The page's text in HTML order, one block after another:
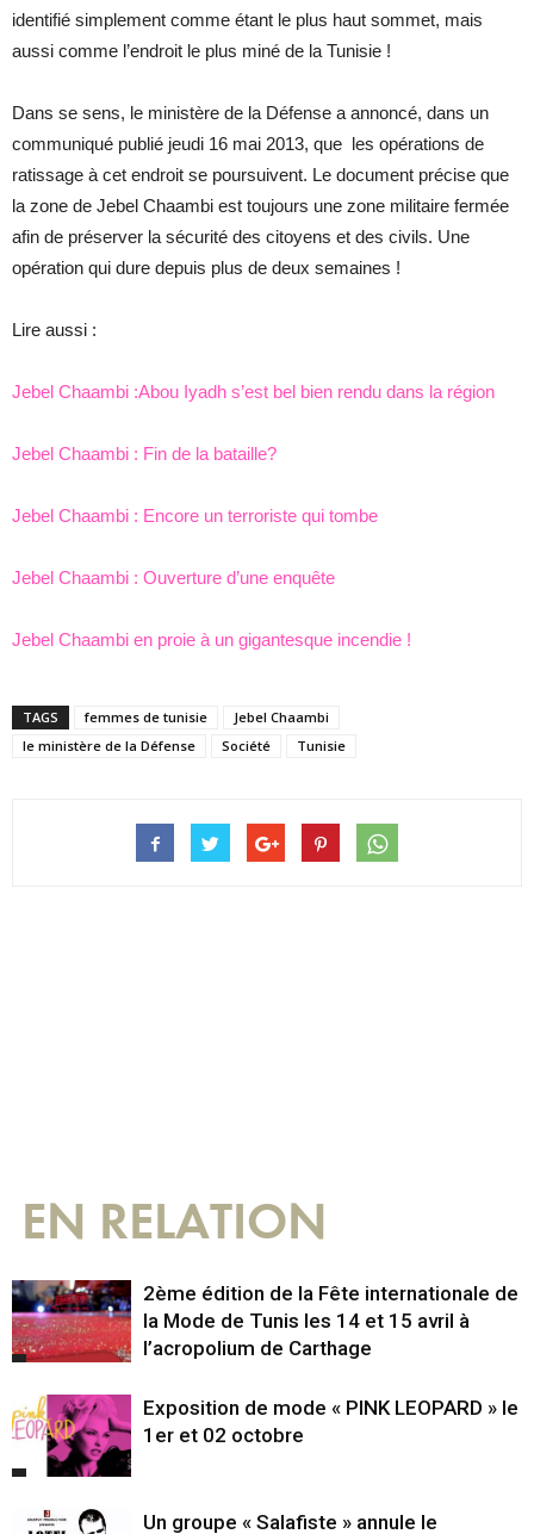
identifié simplement comme étant le plus haut sommet, mais
aussi comme l’endroit le plus miné de la Tunisie !
Dans se sens, le ministère de la Défense a annoncé, dans un
communiqué publié jeudi 16 mai 2013, que les opérations de
ratissage à cet endroit se poursuivent. Le document précise que
la zone de Jebel Chaambi est toujours une zone militaire fermée
afin de préserver la sécurité des citoyens et des civils. Une
opération qui dure depuis plus de deux semaines !
Lire aussi :
Jebel Chaambi :Abou Iyadh s’est bel bien rendu dans la région
Jebel Chaambi : Fin de la bataille?
Jebel Chaambi : Encore un terroriste qui tombe
Jebel Chaambi : Ouverture d’une enquête
Jebel Chaambi en proie à un gigantesque incendie !
TAGS femmes de tunisie
Jebel Chaambi
le ministère de la Défense
Société Tunisie
EN RELATION
2ème édition de la Fête internationale de
la Mode de Tunis les 14 et 15 avril à
l’acropolium de Carthage
Exposition de mode « PINK LEOPARD » le
1er et 02 octobre
Un groupe « Salafiste » annule le